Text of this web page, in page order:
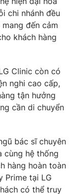
chi nhánh đều
đến cảm
khách hàng
Clinic còn có
nghi cao cấp,
tận hưởng
cần di chuyển
bác sĩ chuyên
cùng hệ thống
hàng hoàn toàn
Prime tại LG
có thể truy